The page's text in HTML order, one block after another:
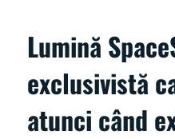
Lumină
exclusivistă
atunci când